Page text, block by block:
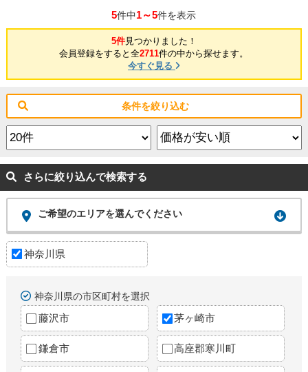
5件中1～5件を表示
5件見つかりました！
会員登録をすると全2711件の中から探せます。
今すぐ見る
条件を絞り込む
さらに絞り込んで検索する
ご希望のエリアを選んでください
神奈川県
神奈川県の市区町村を選択
藤沢市 茅ヶ崎市
鎌倉市 高座郡寒川町